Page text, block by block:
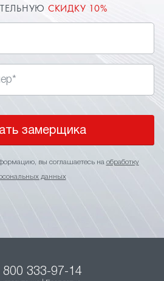
СКИДКУ 10%
замерщика
вы соглашаетесь на обработку
данных
800 333-97-14